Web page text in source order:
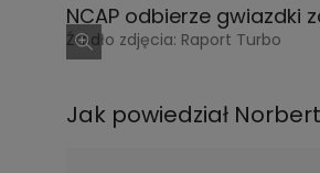
NCAP odbierze gwiazdki
Źródło zdjęcia: Raport Turbo
Jak powiedział Norbert